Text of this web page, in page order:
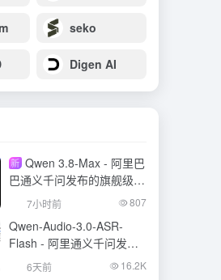
seko
Digen AI
新 Qwen 3.8-Max - 阿里巴
巴通义千问发布的旗舰级大
模型7小时前 807
Qwen-Audio-3.0-ASR-
Flash - 阿里通义千问发布
的语音识别大模型
6天前 16.2K